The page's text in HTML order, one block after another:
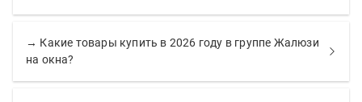
→ Какие товары купить в 2026 году в группе Жалюзи
на окна?